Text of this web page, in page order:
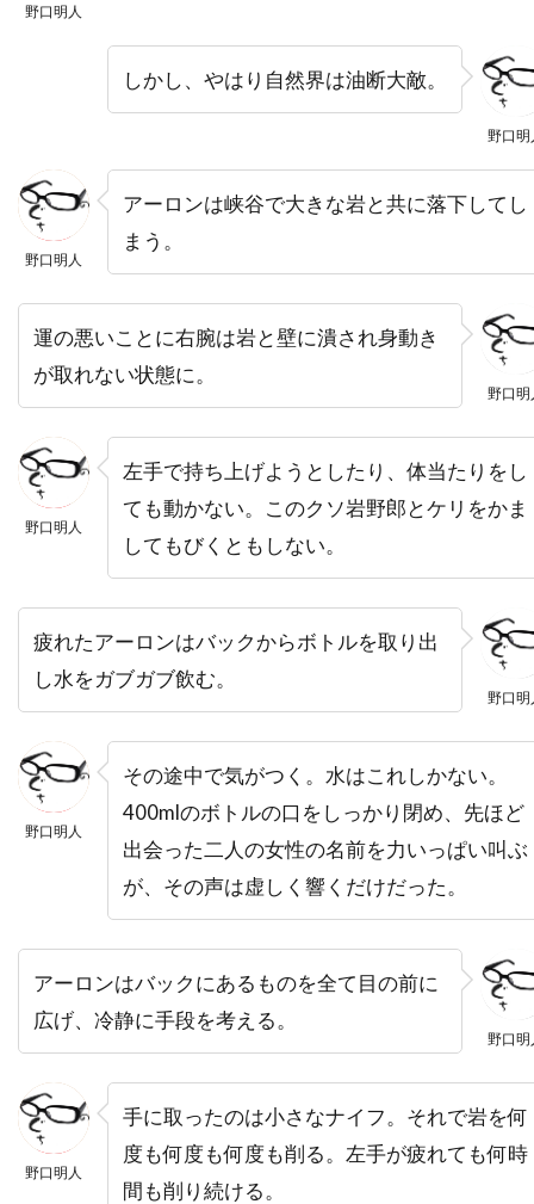
デヴィッド・ハイマン
デヴィッド・ブレナー
デヴィッド・ブロッカー
デヴィッド・ブロークマン
デヴィッド・マッカラム
デヴィッド・モリッツ
デヴィッド・モース
デヴィッド・リード
デヴィッド・ローゼンブルーム
デヴォーン・ニクソン
トゥアン・グエン
トッド・リーバーマン
トッド・ルイーゾ
トニ・コレット
トニーノ・デリ・コリ
トニー・カラン
トニー・スコット
トニー・トーマス
トニー・ビル
トニー・ピアース
トニー・モレーリ
トニー・ロンゴ
トビン・ベル
トビー・エメリッヒ
トビー・レグボ
トマス・ワンダー
トマ・ソリヴェレ
トミー・ウィルコラ
トム・アダムス
トム・ウィルキンソン
トム・ギャロップ
トム・グアリー
トム・サンダース
野口明人
野口明
しかし、やはり自然界は油断大敵。
野口明人
アーロンは峡谷で大きな岩と共に落下してし
まう。
野口明
運の悪いことに右腕は岩と壁に潰され身動き
が取れない状態に。
野口明人
左手で持ち上げようとしたり、体当たりをし
ても動かない。このクソ岩野郎とケリをかま
してもびくともしない。
野口明
疲れたアーロンはバックからボトルを取り出
し水をガブガブ飲む。
野口明人
その途中で気がつく。水はこれしかない。
400mlのボトルの口をしっかり閉め、先ほど
出会った二人の女性の名前を力いっぱい叫ぶ
が、その声は虚しく響くだけだった。
野口明
アーロンはバックにあるものを全て目の前に
広げ、冷静に手段を考える。
野口明人
手に取ったのは小さなナイフ。それで岩を何
度も何度も何度も削る。左手が疲れても何時
間も削り続ける。